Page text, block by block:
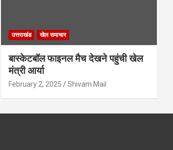
उत्तराखंड खेल समाचार
बास्केटबॉल फाइनल मैच देखने पहुंची खेल
मंत्री आर्या
February 2, 2025 Shivam Mail